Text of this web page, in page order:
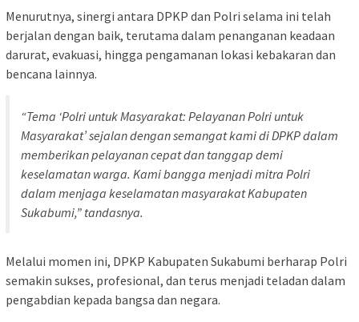
Menurutnya, sinergi antara DPKP dan Polri selama ini telah
berjalan dengan baik, terutama dalam penanganan keadaan
darurat, evakuasi, hingga pengamanan lokasi kebakaran dan
bencana lainnya.
“Tema ‘Polri untuk Masyarakat: Pelayanan Polri untuk
Masyarakat’sejalan dengan semangat kami di DPKP dalam
memberikan pelayanan cepat dan tanggap demi
keselamatan warga. Kami bangga menjadi mitra Polri
dalam menjaga keselamatan masyarakat Kabupaten
Sukabumi,” tandasnya.
Melalui momen ini, DPKP Kabupaten Sukabumi berharap Polri
semakin sukses, profesional, dan terus menjadi teladan dalam
pengabdian kepada bangsa dan negara.